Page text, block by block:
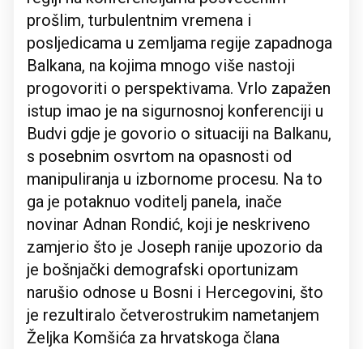
prošlim, turbulentnim vremena i
posljedicama u zemljama regije zapadnoga
Balkana, na kojima mnogo više nastoji
progovoriti o perspektivama. Vrlo zapažen
istup imao je na sigurnosnoj konferenciji u
Budvi gdje je govorio o situaciji na Balkanu,
s posebnim osvrtom na opasnosti od
manipuliranja u izbornome procesu. Na to
ga je potaknuo voditelj panela, inače
novinar Adnan Rondić, koji je neskriveno
zamjerio što je Joseph ranije upozorio da
je bošnjački demografski oportunizam
narušio odnose u Bosni i Hercegovini, što
je rezultiralo četverostrukim nametanjem
Željka Komšića za hrvatskoga člana